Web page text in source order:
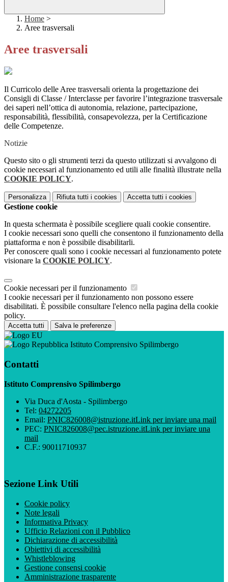
Home >
Aree trasversali
Aree trasversali
Il Curricolo delle Aree trasversali orienta la progettazione dei
Consigli di Classe / Interclasse per favorire l’integrazione trasversale
dei saperi nell’ottica di autonomia, relazione, partecipazione,
responsabilità, flessibilità, consapevolezza, per la Certificazione
delle Competenze.
Notizie
Questo sito o gli strumenti terzi da questo utilizzati si avvalgono di
cookie necessari al funzionamento ed utili alle finalità illustrate nella
COOKIE POLICY.
Personalizza Rifiuta tutti i cookies Accetta tutti i cookies
Gestione cookie
In questa schermata è possibile scegliere quali cookie consentire.
I cookie necessari sono quelli che consentono il funzionamento della
piattaforma e non è possibile disabilitarli.
Per conoscere quali sono i cookie necessari al funzionamento potete
visionare la COOKIE POLICY.
Cookie necessari per il funzionamento
I cookie necessari per il funzionamento non possono essere
disabilitati. È possibile consultare l'elenco nella pagina della cookie
policy.
Accetta tutti Salva le preferenze
Istituto Comprensivo Spilimbergo
Contatti
Istituto Comprensivo Spilimbergo
Via Duca d'Aosta - Spilimbergo
Tel: 04272205
Email: PNIC826008@istruzione.itLink per inviare una mail
PEC: PNIC826008@pec.istruzione.itLink per inviare una
mail
C.F.: 90011710937
Sezione Link Utili
Cookie policy
Note legali
Informativa Privacy
Ufficio Relazioni con il Pubblico
Dichiarazione di accessibilità
Obiettivi di accessibilità
Whistleblowing
Gestione consensi cookie
Amministrazione trasparente